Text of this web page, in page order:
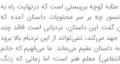
کوچه بن‌بستی است که درنهایت راه به
چه بر سر محتویات داستان آمده که
این داستان، نردبانی است فاقد چند
می‌کند، نمی‌تواند از این نردبام بالا برود
داستان عقیم می‌ماند. ما می‌فهیم که خانم
معلم هنر است؛ اما زمانی که زنگ